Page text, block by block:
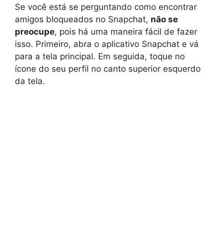
Se você está se perguntando como encontrar
amigos bloqueados no Snapchat, não se
preocupe, pois há uma maneira fácil de fazer
isso. Primeiro, abra o aplicativo Snapchat e vá
para a tela principal. Em seguida, toque no
ícone do seu perfil no canto superior esquerdo
da tela.